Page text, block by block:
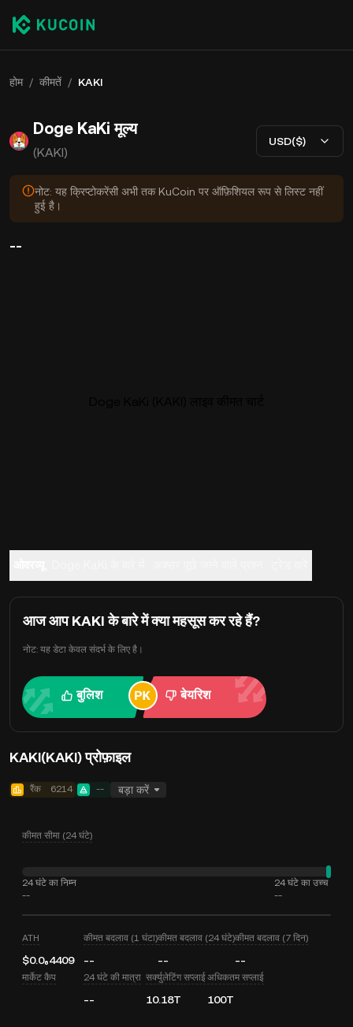
होम / कीमतें / KAKI
Doge KaKi मूल्य
(KAKI)
USD($)
नोट: यह क्रिप्टोकरेंसी अभी तक KuCoin पर ऑफ़िशियल रूप से लिस्ट नहीं
हुई है।
--
आज आप KAKI के बारे में क्या महसूस कर रहे हैं?
नोट: यह डेटा केवल संदर्भ के लिए है।
बुलिश बेयरिश
KAKI(KAKI) प्रोफ़ाइल
रैंक 6214 -- बड़ा करें
कीमत सीमा (24 घंटे)
24 घंटे का निम्न
--
24 घंटे का उच्च
--
ATH
$0.0₆4409
कीमत बदलाव (1 घंटा)
--
कीमत बदलाव (24 घंटे)
--
कीमत बदलाव (7 दिन)
--
मार्केट कैप 24 घंटे की मात्रा
--
सर्क्युलेटिंग सप्लाई
10.18T
अधिकतम सप्लाई
100T